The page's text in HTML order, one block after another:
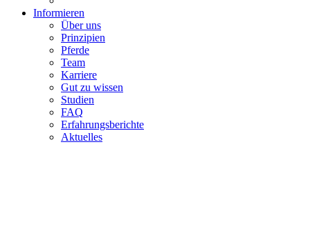
Informieren
Über uns
Prinzipien
Pferde
Team
Karriere
Gut zu wissen
Studien
FAQ
Erfahrungsberichte
Aktuelles